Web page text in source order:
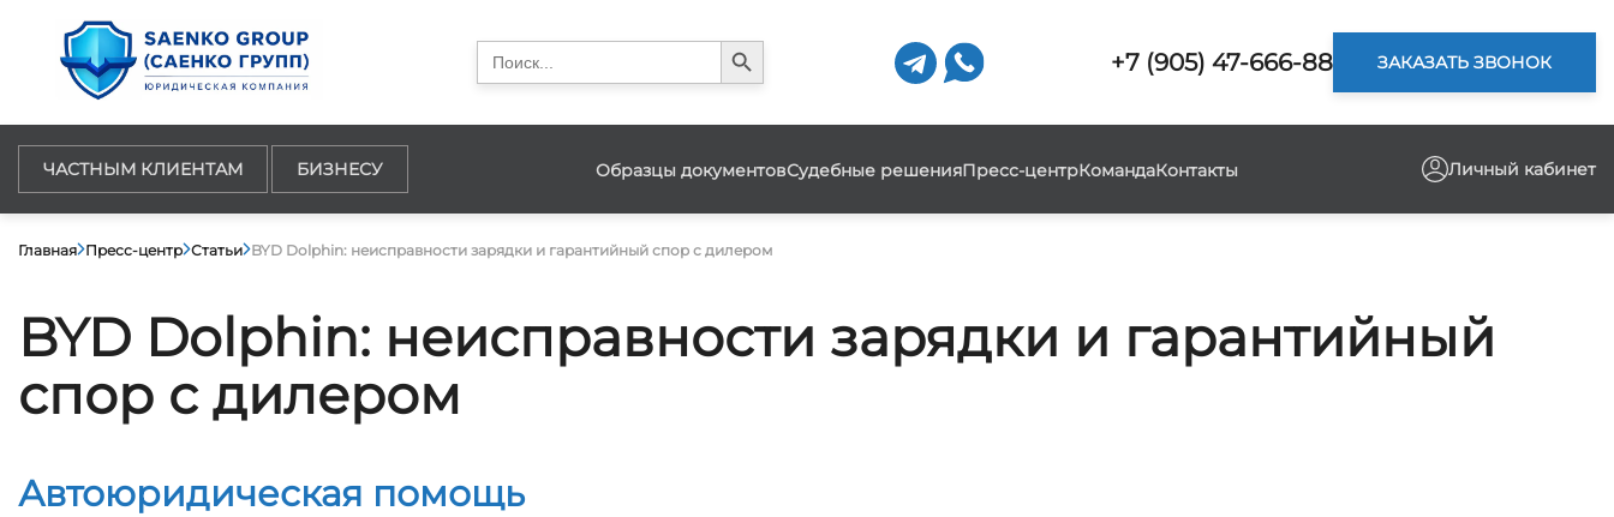
Search
for:
Search Button
+7 (905) 47-666-88 ЗАКАЗАТЬ ЗВОНОК
ЧАСТНЫМ КЛИЕНТАМ БИЗНЕСУ Образцы документовСудебные решенияПресс-центрКомандаКонтакты Личный кабинет
Главная Пресс-центр Статьи BYD Dolphin: неисправности зарядки и гарантийный спор с дилером
BYD Dolphin: неисправности зарядки и гарантийный
спор с дилером
Автоюридическая помощь